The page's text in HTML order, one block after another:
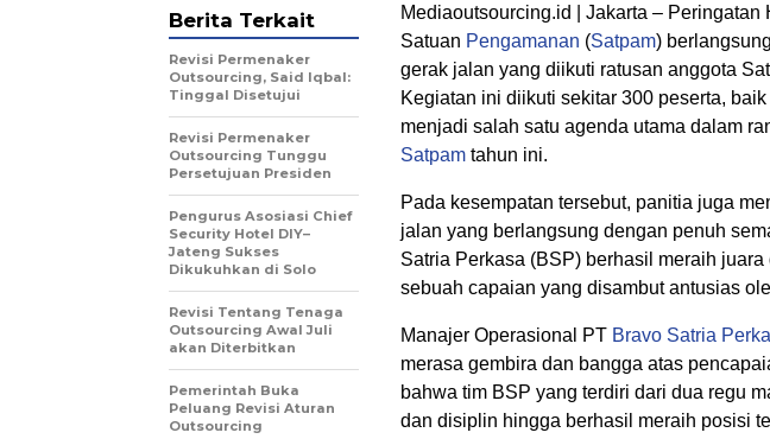
Mediaoutsourcing.id | Jakarta –
Satuan Pengamanan (Satpam)
gerak jalan yang diikuti ratusan anggota
Kegiatan ini diikuti sekitar 300 peserta,
menjadi salah satu agenda utama dalam
Satpam tahun ini.
Pada kesempatan tersebut, panitia juga
jalan yang berlangsung dengan penuh
Satria Perkasa (BSP) berhasil meraih
sebuah capaian yang disambut antusias
Manajer Operasional PT Bravo Satria
merasa gembira dan bangga atas
bahwa tim BSP yang terdiri dari dua regu
dan disiplin hingga berhasil meraih posisi
Berita Terkait
Revisi Permenaker
Outsourcing, Said Iqbal:
Tinggal Disetujui
Revisi Permenaker
Outsourcing Tunggu
Persetujuan Presiden
Pengurus Asosiasi Chief
Security Hotel DIY–
Jateng Sukses
Dikukuhkan di Solo
Revisi Tentang Tenaga
Outsourcing Awal Juli
akan Diterbitkan
Pemerintah Buka
Peluang Revisi Aturan
Outsourcing